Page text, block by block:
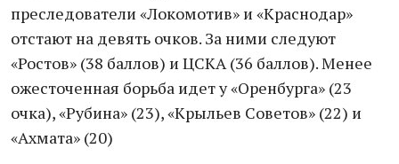
преследователи «Локомотив» и «Краснодар»
отстают на девять очков. За ними следуют
«Ростов» (38 баллов) и ЦСКА (36 баллов). Менее
ожесточенная борьба идет у «Оренбурга» (23
очка), «Рубина» (23), «Крыльев Советов» (22) и
«Ахмата» (20)